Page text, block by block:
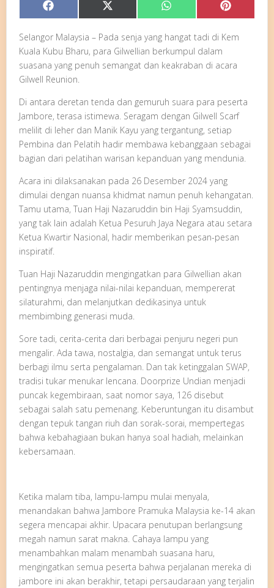
Share
on
Facebook Share
on
X
(Twitter)
Share
on
WhatsApp Share
on
Pinterest
Selangor Malaysia – Pada senja yang hangat tadi di Kem
Kuala Kubu Bharu, para Gilwellian berkumpul dalam
suasana yang penuh semangat dan keakraban di acara
Gilwell Reunion.
Di antara deretan tenda dan gemuruh suara para peserta
Jambore, terasa istimewa. Seragam dengan Gilwell Scarf
melilit di leher dan Manik Kayu yang tergantung, setiap
Pembina dan Pelatih hadir membawa kebanggaan sebagai
bagian dari pelatihan warisan kepanduan yang mendunia.
Acara ini dilaksanakan pada 26 Desember 2024 yang
dimulai dengan nuansa khidmat namun penuh kehangatan.
Tamu utama, Tuan Haji Nazaruddin bin Haji Syamsuddin,
yang tak lain adalah Ketua Pesuruh Jaya Negara atau setara
Ketua Kwartir Nasional, hadir memberikan pesan-pesan
inspiratif.
Tuan Haji Nazaruddin mengingatkan para Gilwellian akan
pentingnya menjaga nilai-nilai kepanduan, mempererat
silaturahmi, dan melanjutkan dedikasinya untuk
membimbing generasi muda.
Sore tadi, cerita-cerita dari berbagai penjuru negeri pun
mengalir. Ada tawa, nostalgia, dan semangat untuk terus
berbagi ilmu serta pengalaman. Dan tak ketinggalan SWAP,
tradisi tukar menukar lencana. Doorprize Undian menjadi
puncak kegembiraan, saat nomor saya, 126 disebut
sebagai salah satu pemenang. Keberuntungan itu disambut
dengan tepuk tangan riuh dan sorak-sorai, mempertegas
bahwa kebahagiaan bukan hanya soal hadiah, melainkan
kebersamaan.
Ketika malam tiba, lampu-lampu mulai menyala,
menandakan bahwa Jambore Pramuka Malaysia ke-14 akan
segera mencapai akhir. Upacara penutupan berlangsung
megah namun sarat makna. Cahaya lampu yang
menambahkan malam menambah suasana haru,
mengingatkan semua peserta bahwa perjalanan mereka di
jambore ini akan berakhir, tetapi persaudaraan yang terjalin